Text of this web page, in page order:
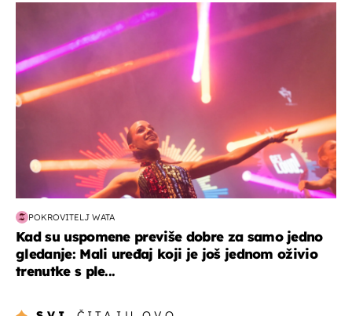
POKROVITELJ WATA
Kad su uspomene previše dobre za samo jedno
gledanje: Mali uređaj koji je još jednom oživio
trenutke s ple...